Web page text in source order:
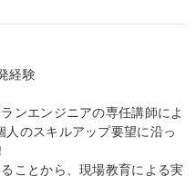
経験
ンエンジニアの専任講師によ
のスキルアップ要望に沿っ
ことから、現場教育による実